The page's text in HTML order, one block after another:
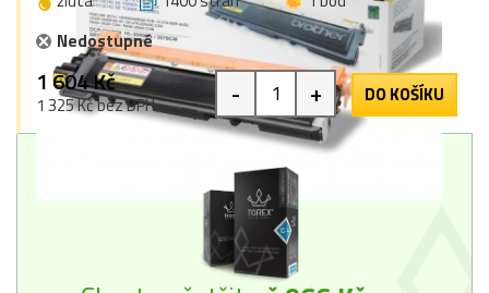
Nedostupné
1 604 Kč
1 325 Kč bez DPH - + DO KOŠÍKU